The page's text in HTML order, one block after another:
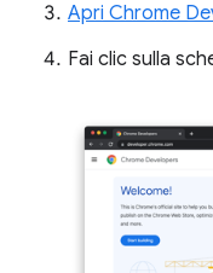
Apri Chrome
Fai clic sulla